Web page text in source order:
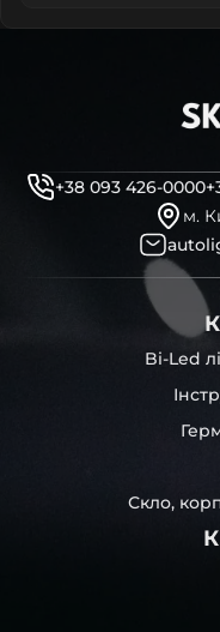
+38 093 426-0000
м.
Bi-Led
Скло,